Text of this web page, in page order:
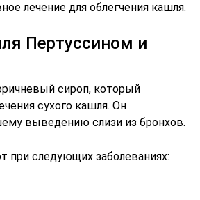
лечение для облегчения кашля.
Пертуссином и
сироп, который
сухого кашля. Он
выведению слизи из бронхов.
при следующих заболеваниях: